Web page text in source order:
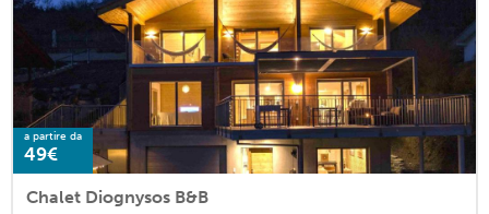
a partire da
49€
Chalet Diognysos B&B